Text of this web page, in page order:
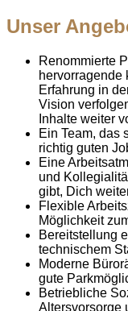
Unser
Renommierte
hervorragende
Erfahrung in
Vision
Inhalte weiter
Ein Team, das
richtig guten
Eine
und
gibt, Dich
Flexible
Möglichkeit
Bereitstellung
technischem
Moderne
gute
Betriebliche
Altersvorsorge